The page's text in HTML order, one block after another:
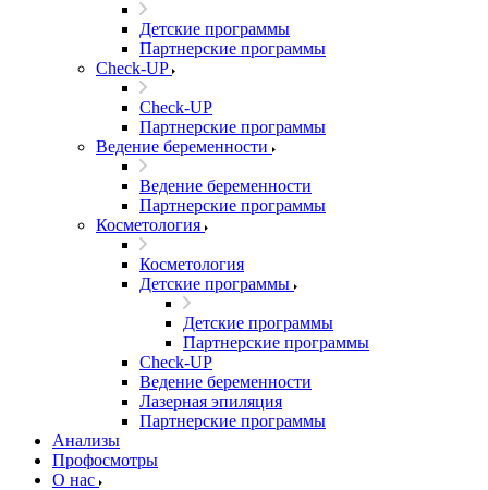
Детские программы
Партнерские программы
Check-UP
Check-UP
Партнерские программы
Ведение беременности
Ведение беременности
Партнерские программы
Косметология
Косметология
Детские программы
Детские программы
Партнерские программы
Check-UP
Ведение беременности
Лазерная эпиляция
Партнерские программы
Анализы
Профосмотры
О нас